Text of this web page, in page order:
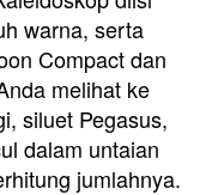
warna, serta
Compact dan
melihat ke
siluet Pegasus,
dalam untaian
jumlahnya.